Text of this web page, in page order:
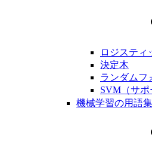
ロジスティ
決定木
ランダムフ
SVM（サポ
機械学習の用語集